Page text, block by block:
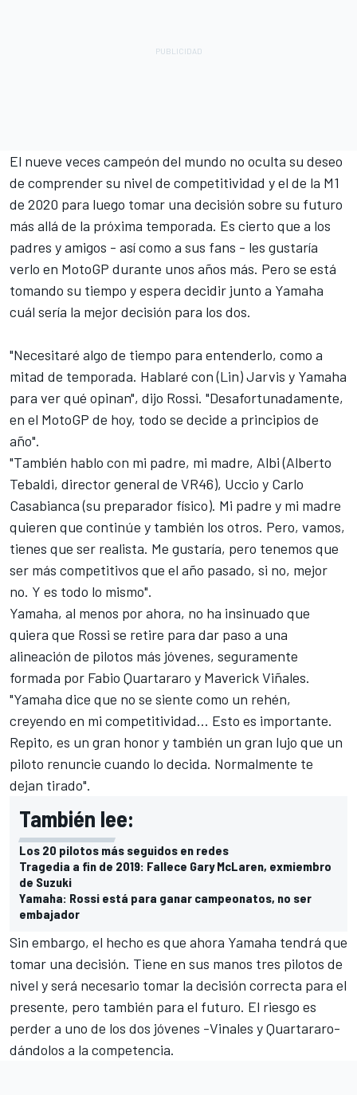
El nueve veces campeón del mundo no oculta su deseo
de comprender su nivel de competitividad y el de la M1
de 2020 para luego tomar una decisión sobre su futuro
más allá de la próxima temporada. Es cierto que a los
padres y amigos - así como a sus fans - les gustaría
verlo en MotoGP durante unos años más. Pero se está
tomando su tiempo y espera decidir junto a Yamaha
cuál sería la mejor decisión para los dos.
"Necesitaré algo de tiempo para entenderlo, como a
mitad de temporada. Hablaré con (Lin) Jarvis y Yamaha
para ver qué opinan", dijo Rossi. "Desafortunadamente,
en el MotoGP de hoy, todo se decide a principios de
año".
"También hablo con mi padre, mi madre, Albi (Alberto
Tebaldi, director general de VR46), Uccio y Carlo
Casabianca (su preparador físico). Mi padre y mi madre
quieren que continúe y también los otros. Pero, vamos,
tienes que ser realista. Me gustaría, pero tenemos que
ser más competitivos que el año pasado, si no, mejor
no. Y es todo lo mismo".
Yamaha, al menos por ahora, no ha insinuado que
quiera que Rossi se retire para dar paso a una
alineación de pilotos más jóvenes, seguramente
formada por Fabio Quartararo y Maverick Viñales.
"Yamaha dice que no se siente como un rehén,
creyendo en mi competitividad... Esto es importante.
Repito, es un gran honor y también un gran lujo que un
piloto renuncie cuando lo decida. Normalmente te
dejan tirado".
También lee:
Los 20 pilotos más seguidos en redes
Tragedia a fin de 2019: Fallece Gary McLaren, exmiembro
de Suzuki
Yamaha: Rossi está para ganar campeonatos, no ser
embajador
Sin embargo, el hecho es que ahora Yamaha tendrá que
tomar una decisión. Tiene en sus manos tres pilotos de
nivel y será necesario tomar la decisión correcta para el
presente, pero también para el futuro. El riesgo es
perder a uno de los dos jóvenes -Vinales y Quartararo-
dándolos a la competencia.